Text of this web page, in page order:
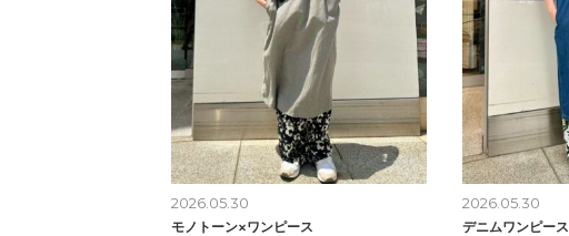
2026.05.30
モノトーン×ワンピース
2026.05.30
デニムワンピース